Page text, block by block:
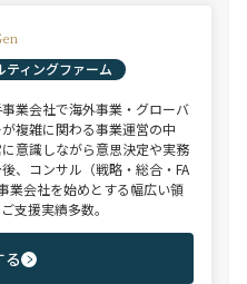
ティングファーム
業会社で海外事業・グローバ
複雑に関わる事業運営の中
意識しながら意思決定や実務
、コンサル（戦略・総合・FA
業会社を始めとする幅広い領
支援実績多数。
る